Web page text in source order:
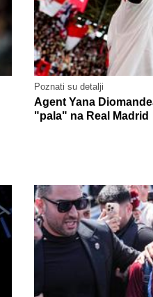
Poznati su detalji
Agent Yana
"pala" na Real Madrid